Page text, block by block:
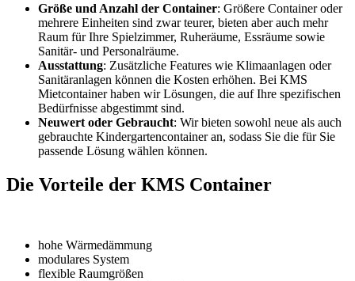
Größe und Anzahl der Container: Größere Container oder
mehrere Einheiten sind zwar teurer, bieten aber auch mehr
Raum für Ihre Spielzimmer, Ruheräume, Essräume sowie
Sanitär- und Personalräume.
Ausstattung: Zusätzliche Features wie Klimaanlagen oder
Sanitäranlagen können die Kosten erhöhen. Bei KMS
Mietcontainer haben wir Lösungen, die auf Ihre spezifischen
Bedürfnisse abgestimmt sind.
Neuwert oder Gebraucht: Wir bieten sowohl neue als auch
gebrauchte Kindergartencontainer an, sodass Sie die für Sie
passende Lösung wählen können.
Die Vorteile der KMS Container
hohe Wärmedämmung
modulares System
flexible Raumgrößen